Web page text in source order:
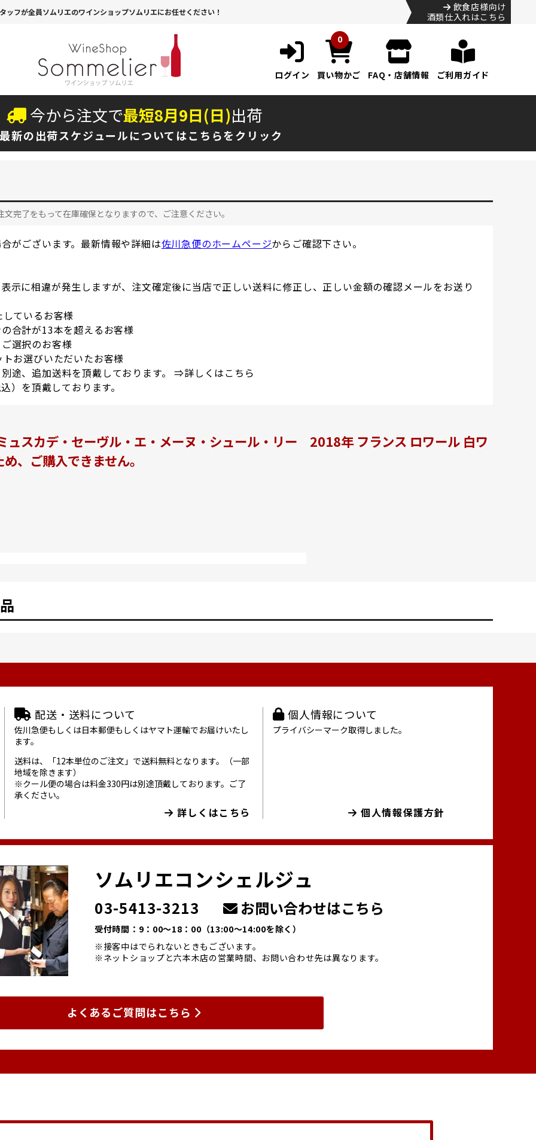
ッフが全員ソムリエのワインショップソムリエにお任せください！
飲食店様向け
酒類仕入れはこちら
ログイン
0
買い物かご FAQ・店舗情報 ご利用ガイド
今から注文で最短8月9日(日)出荷
新の出荷スケジュールについてはこちらをクリック
完了をもって在庫確保となりますので、ご注意ください。
がございます。最新情報や詳細は佐川急便のホームページからご確認下さい。
示に相違が発生しますが、注文確定後に当店で正しい送料に修正し、正しい金額の確認メールをお送り
ているお客様
合計が13本を超えるお客様
選択のお客様
お選びいただいたお客様
途、追加送料を頂戴しております。 ⇒詳しくはこちら
）を頂戴しております。
ュスカデ・セーヴル・エ・メーヌ・シュール・リー 2018年 フランス ロワール 白ワ
、ご購入できません。
配送・送料について
佐川急便もしくは日本郵便もしくはヤマト運輸でお届けいたし
ます。
送料は、「12本単位のご注文」で送料無料となります。（一部
地域を除きます）
※クール便の場合は料金330円は別途頂戴しております。ご了
承ください。
詳しくはこちら
個人情報について
プライバシーマーク取得しました。
個人情報保護方針
ソムリエコンシェルジュ
03-5413-3213 お問い合わせはこちら
受付時間：9：00～18：00 （13:00～14:00を除く）
※接客中はでられないときもございます。
※ネットショップと六本木店の営業時間、お問い合わせ先は異なります。
よくあるご質問はこちら